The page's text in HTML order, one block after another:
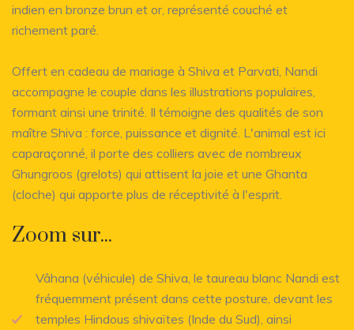
indien en bronze brun et or, représenté couché et
richement paré.
Offert en cadeau de mariage à Shiva et Parvati, Nandi
accompagne le couple dans les illustrations populaires,
formant ainsi une trinité. Il témoigne des qualités de son
maître Shiva : force, puissance et dignité. L'animal est ici
caparaçonné, il porte des colliers avec de nombreux
Ghungroos (grelots) qui attisent la joie et une Ghanta
(cloche) qui apporte plus de réceptivité à l'esprit.
Zoom sur...
Vâhana (véhicule) de Shiva, le taureau blanc Nandi est
fréquemment présent dans cette posture, devant les
temples Hindous shivaïtes (Inde du Sud), ainsi